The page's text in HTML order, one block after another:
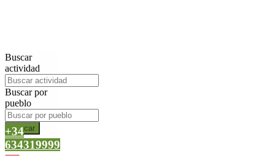
Buscar
actividad
Buscar por
pueblo
Buscar
+34
634319999